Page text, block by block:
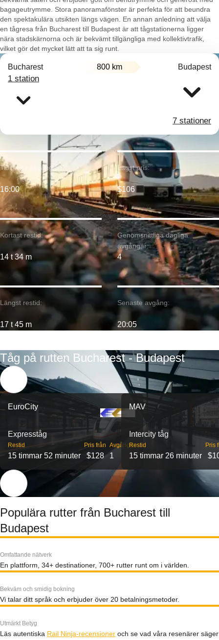
bagageutrymme. Stora panoramafönster är perfekta för att beundra
den spektakulära utsikten längs vägen. En annan anledning att välja
en tågresa från Bucharest till Budapest är att tågstationerna ligger
nära stadskärnorna och är bekvämt tillgängliga med kollektivtrafik,
vilket gör det mycket lätt att ta sig runt.
Bucharest 800 km Budapest
1 station
7 stationer
Kortast restid:
14 t 34 m
Tidigaste avgång:
16:00
Längst restid:
17 t 45 m
Lägst pris:
$106
Genomsnittliga dagliga
avgångar:
4
Senaste avgång:
20:05
Tåg på rutten Bucharest - Budapest
EuroCity
Expresståg
Restid
15 timmar 52 minuter
Pris från
$128
Avgångar
1
MAV
Intercity tåg
Restid
15 timmar 26 minuter
Pris
Populära rutter från Bucharest till
Budapest
Omfattande nätverk
En plattform, 34+ destinationer, 700+ rutter runt om i världen.
Bekväm och smidig bokning
Vi talar ditt språk och erbjuder över 20 betalningsmetoder.
Utmärkt Betyg
Läs autentiska Rail Ninja-recensioner och se vad våra resenärer säger